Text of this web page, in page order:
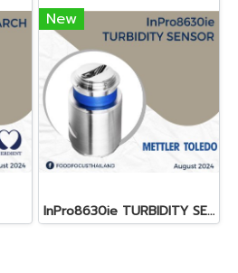
New
InPro8630ie TURBIDITY SENSOR